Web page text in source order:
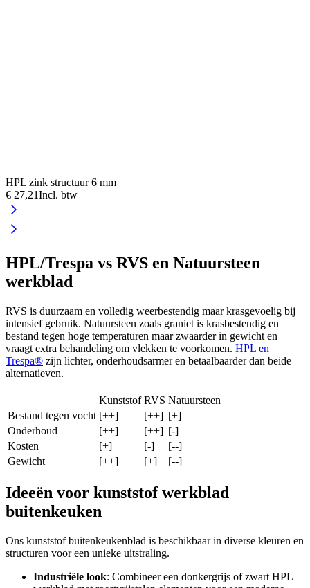
HPL zink structuur 6 mm
€ 27,21Incl. btw
HPL/Trespa vs RVS en Natuursteen
werkblad
RVS is duurzaam en volledig weerbestendig maar krasgevoelig bij
intensief gebruik. Natuursteen zoals graniet is krasbestendig en
bestand tegen hoge temperaturen maar zwaarder in gewicht en
vraagt extra behandeling om vlekken te voorkomen. HPL en
Trespa® zijn lichter, onderhoudsarmer en betaalbaarder dan beide
alternatieven.
Kunststof RVS Natuursteen
Bestand tegen vocht [++] [++] [+]
Onderhoud
[++] [++] [-]
Kosten
[+] [-]
[--]
Gewicht
[++] [+] [--]
Ideeën voor kunststof werkblad
buitenkeuken
Ons kunststof buitenkeukenblad is beschikbaar in diverse kleuren en
structuren voor een unieke uitstraling.
Industriële look: Combineer een donkergrijs of zwart HPL